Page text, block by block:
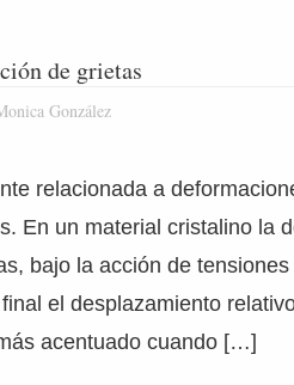
de grietas
González
relacionada a
En un material cristalino la
bajo la acción de
el desplazamiento
acentuado cuando […]